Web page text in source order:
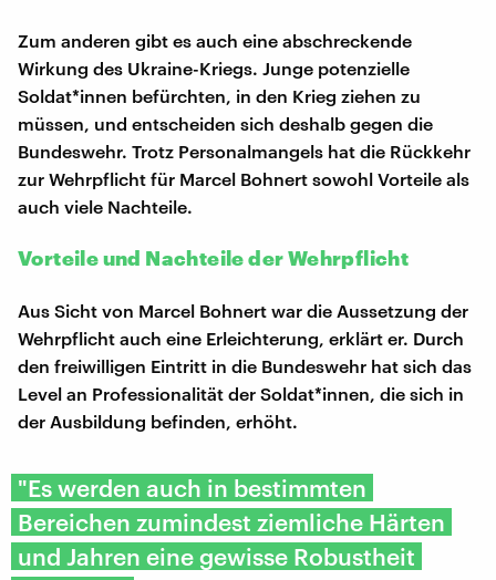
Zum anderen gibt es auch eine abschreckende
Wirkung des Ukraine-Kriegs. Junge potenzielle
Soldat*innen befürchten, in den Krieg ziehen zu
müssen, und entscheiden sich deshalb gegen die
Bundeswehr. Trotz Personalmangels hat die Rückkehr
zur Wehrpflicht für Marcel Bohnert sowohl Vorteile als
auch viele Nachteile.
Vorteile und Nachteile der Wehrpflicht
Aus Sicht von Marcel Bohnert war die Aussetzung der
Wehrpflicht auch eine Erleichterung, erklärt er. Durch
den freiwilligen Eintritt in die Bundeswehr hat sich das
Level an Professionalität der Soldat*innen, die sich in
der Ausbildung befinden, erhöht.
"Es werden auch in bestimmten
Bereichen zumindest ziemliche Härten
und Jahren eine gewisse Robustheit